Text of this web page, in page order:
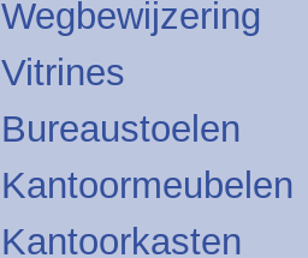
Wegbewijzering
Vitrines
Bureaustoelen
Kantoormeubelen
Kantoorkasten